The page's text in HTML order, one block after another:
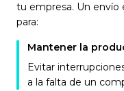
tu empresa. Un envío
para:
Mantener la
Evitar
a la falta de un